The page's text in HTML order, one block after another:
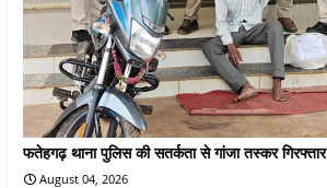
फतेहगढ़ थाना पुलिस की सतर्कता से गांजा तस्कर गिरफ्तार
August 04, 2026